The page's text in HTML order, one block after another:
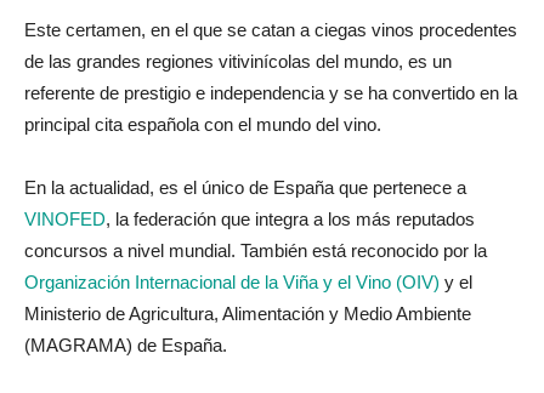
Este certamen, en el que se catan a ciegas vinos procedentes
de las grandes regiones vitivinícolas del mundo, es un
referente de prestigio e independencia y se ha convertido en la
principal cita española con el mundo del vino.
En la actualidad, es el único de España que pertenece a
VINOFED, la federación que integra a los más reputados
concursos a nivel mundial. También está reconocido por la
Organización Internacional de la Viña y el Vino (OIV) y el
Ministerio de Agricultura, Alimentación y Medio Ambiente
(MAGRAMA) de España.